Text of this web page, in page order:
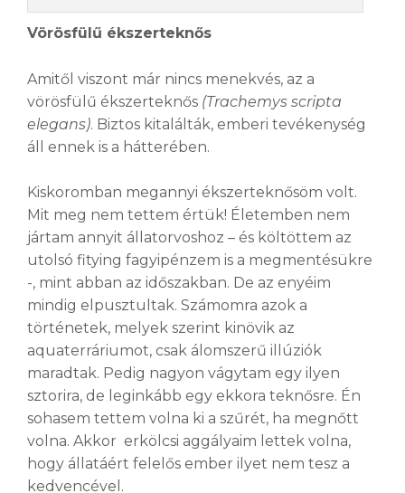
Vörösfülű ékszerteknős
Amitől viszont már nincs menekvés, az a
vörösfülű ékszerteknős (Trachemys scripta
elegans). Biztos kitalálták, emberi tevékenység
áll ennek is a hátterében.
Kiskoromban megannyi ékszerteknősöm volt.
Mit meg nem tettem értük! Életemben nem
jártam annyit állatorvoshoz – és költöttem az
utolsó fitying fagyipénzem is a megmentésükre
-, mint abban az időszakban. De az enyéim
mindig elpusztultak. Számomra azok a
történetek, melyek szerint kinövik az
aquaterráriumot, csak álomszerű illúziók
maradtak. Pedig nagyon vágytam egy ilyen
sztorira, de leginkább egy ekkora teknősre. Én
sohasem tettem volna ki a szűrét, ha megnőtt
volna. Akkor erkölcsi aggályaim lettek volna,
hogy állatáért felelős ember ilyet nem tesz a
kedvencével.